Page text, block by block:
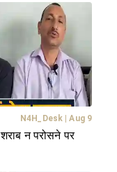
N4H_Desk Aug 9
न परोसने पर